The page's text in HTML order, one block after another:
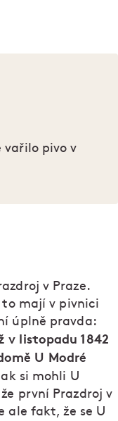
vařilo pivo v
v Praze.
to mají v pivnici
úplně pravda:
v listopadu 1842
U Modré
si mohli U
první Prazdroj v
ale fakt, že se U